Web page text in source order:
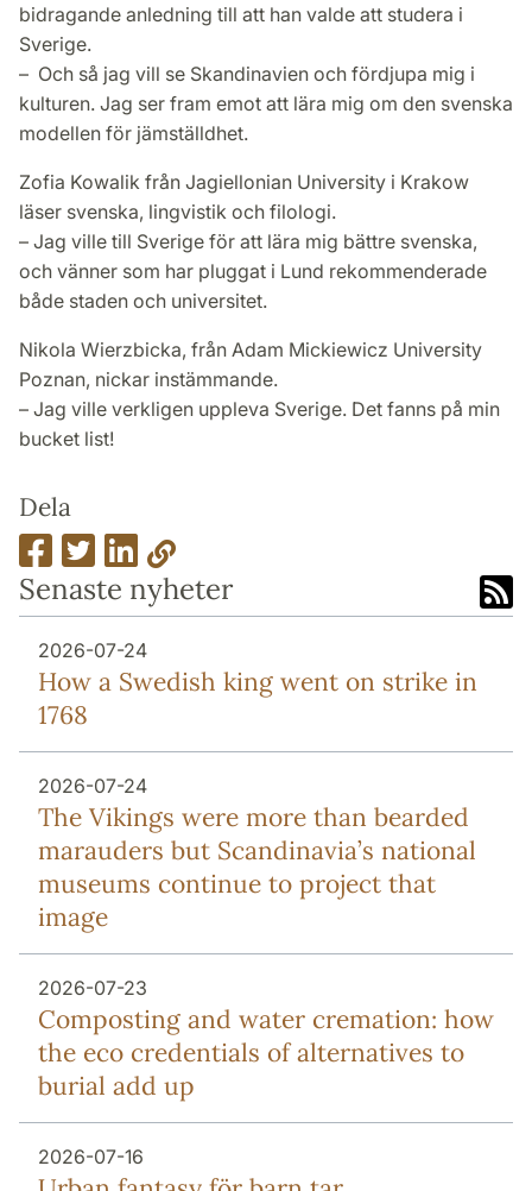
bidragande anledning till att han valde att studera i
Sverige.
– Och så jag vill se Skandinavien och fördjupa mig i
kulturen. Jag ser fram emot att lära mig om den svenska
modellen för jämställdhet.
Zofia Kowalik från Jagiellonian University i Krakow
läser svenska, lingvistik och filologi.
– Jag ville till Sverige för att lära mig bättre svenska,
och vänner som har pluggat i Lund rekommenderade
både staden och universitet.
Nikola Wierzbicka, från Adam Mickiewicz University
Poznan, nickar instämmande.
– Jag ville verkligen uppleva Sverige. Det fanns på min
bucket list!
Dela
Senaste nyheter
2026-07-24
How a Swedish king went on strike in
1768
2026-07-24
The Vikings were more than bearded
marauders but Scandinavia’s national
museums continue to project that
image
2026-07-23
Composting and water cremation: how
the eco credentials of alternatives to
burial add up
2026-07-16